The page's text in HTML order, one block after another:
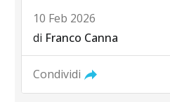
10 Feb 2026
di Franco Canna
Condividi